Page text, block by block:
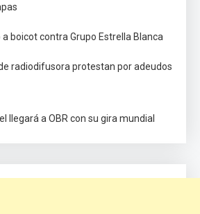
boicot contra Grupo Estrella Blanca
radiodifusora protestan por adeudos
llegará a OBR con su gira mundial